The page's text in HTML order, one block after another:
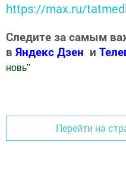
https://max.ru/
Следите за самым
в Яндекс Дзен и
новь"
Перейти на